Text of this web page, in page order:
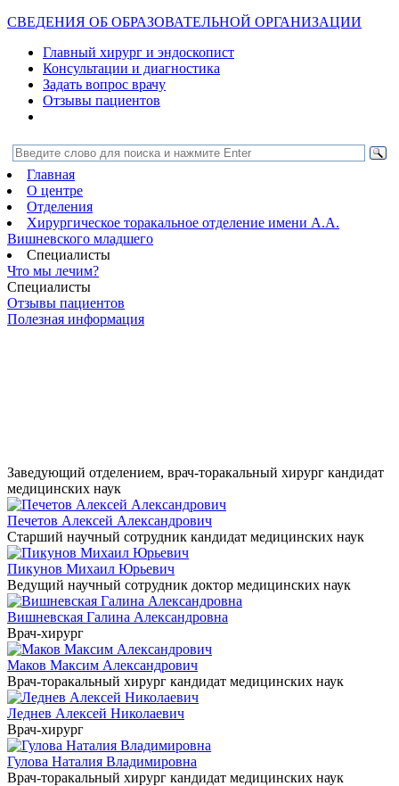
СВЕДЕНИЯ ОБ ОБРАЗОВАТЕЛЬНОЙ ОРГАНИЗАЦИИ
Главный хирург и эндоскопист
Консультации и диагностика
Задать вопрос врачу
Отзывы пациентов
Главная
О центре
Отделения
Хирургическое торакальное отделение имени А.А.
Вишневского младшего
Специалисты
Что мы лечим?
Специалисты
Отзывы пациентов
Полезная информация
Заведующий отделением, врач-торакальный хирург кандидат
медицинских наук
Печетов Алексей Александрович
Старший научный сотрудник кандидат медицинских наук
Пикунов Михаил Юрьевич
Ведущий научный сотрудник доктор медицинских наук
Вишневская Галина Александровна
Врач-хирург
Маков Максим Александрович
Врач-торакальный хирург кандидат медицинских наук
Леднев Алексей Николаевич
Врач-хирург
Гулова Наталия Владимировна
Врач-торакальный хирург кандидат медицинских наук